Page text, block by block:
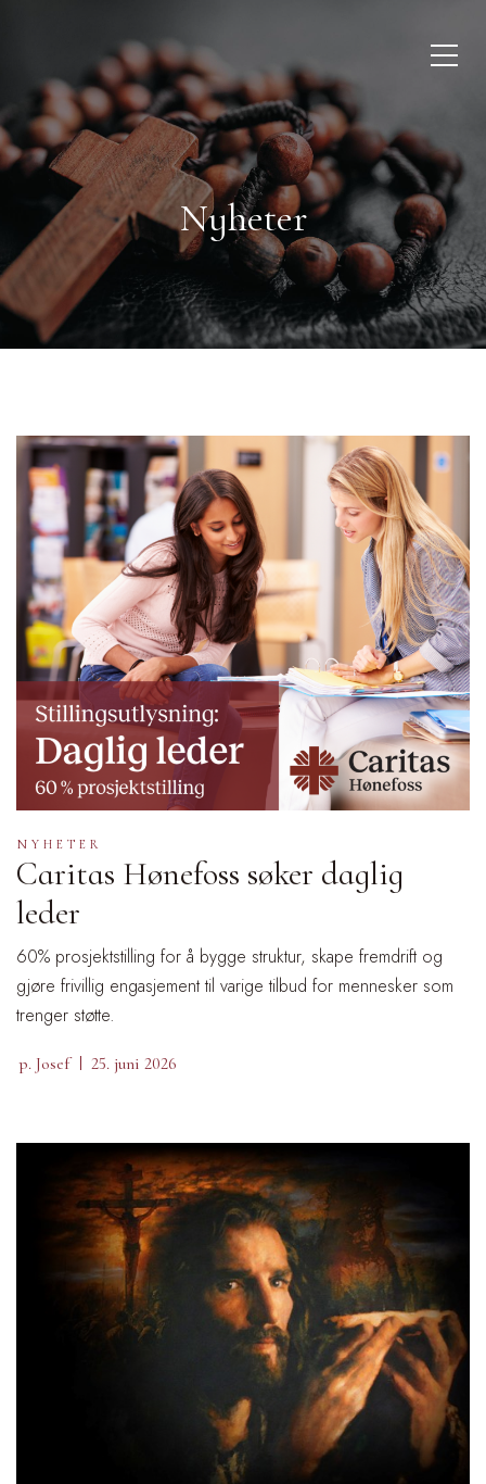
Nyheter
NYHETER
Caritas Hønefoss søker daglig
leder
60% prosjektstilling for å bygge struktur, skape fremdrift og
gjøre frivillig engasjement til varige tilbud for mennesker som
trenger støtte.
p. Josef 25. juni 2026